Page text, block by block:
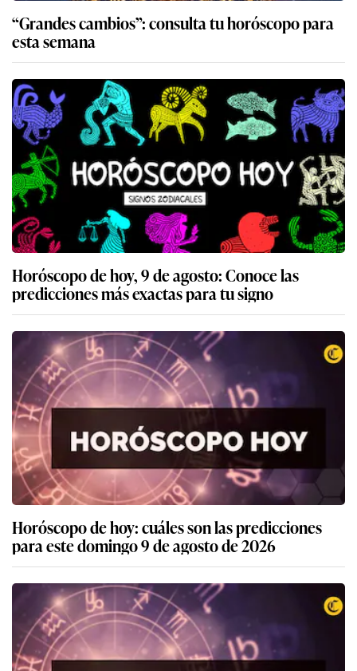
“Grandes cambios”: consulta tu horóscopo para
esta semana
Horóscopo de hoy, 9 de agosto: Conoce las
predicciones más exactas para tu signo
Horóscopo de hoy: cuáles son las predicciones
para este domingo 9 de agosto de 2026